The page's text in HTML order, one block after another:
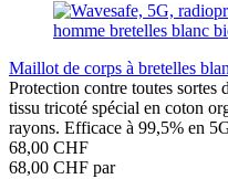
Maillot de corps à bretelles
Protection contre toutes sortes
tissu tricoté spécial en coton
rayons. Efficace à 99,5% en
68,00 CHF
68,00 CHF par